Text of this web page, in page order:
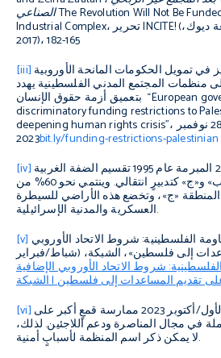
الصناعيThe Revolution Will Not Be
Industrial Complex، تحرير INCITE! (دورهام: دار نشر جامعة ديوك،
2017)، 165-182
[iii]
منظمات المجتمع المدني الفلسطينية يهدد
بتعميق أزمة حقوق الإنسان “European governments donors’
discriminatory funding restrictions to
deepening human rights crisis”،، 28 نوفمبر
2023bit.ly/funding-restrictions-palestinian
[iv]
إداريًا إلى المناطق «أ» و«ب» و«ج» كتدبيرٍ انتقالي. وينتمي نحو 60% من
المنطقة «ج»، وتخضع هذه الأراضي للسيطرة
العسكرية والمدنية الإسرائيلية.
[v]
إلى فلسطين»، الشبكة، (شباط/فبراير
شروط الاتحاد الأوروبي الإضافية
تقديم المساعدات إلى فلسطين | الشبكة
[vi]
في مجال المناصرة ودعم اللاجئين. لذلك،
لا يمكن ذكر اسم المنظمة لأسبابٍ أمنية.